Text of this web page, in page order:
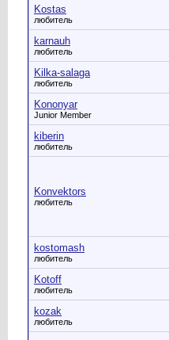
Kostas
любитель
karnauh
любитель
Kilka-salaga
любитель
Kononyar
Junior Member
kiberin
любитель
Konvektors
любитель
kostomash
любитель
Kotoff
любитель
kozak
любитель